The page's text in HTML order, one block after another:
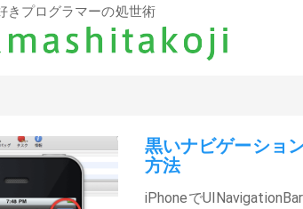
きプログラマーの処世術
黒いナビゲーショ
方法
iPhoneで